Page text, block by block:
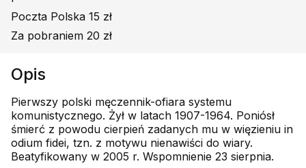
'
Poczta Polska 15 zł
Za pobraniem 20 zł
Opis
Pierwszy polski męczennik-ofiara systemu
komunistycznego. Żył w latach 1907-1964. Poniósł
śmierć z powodu cierpień zadanych mu w więzieniu in
odium fidei, tzn. z motywu nienawiści do wiary.
Beatyfikowany w 2005 r. Wspomnienie 23 sierpnia.